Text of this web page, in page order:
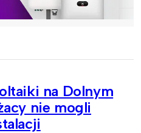
na Dolnym
nie mogli